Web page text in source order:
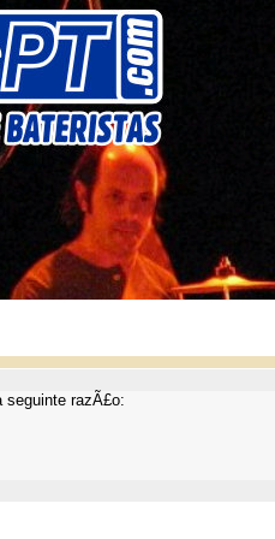
seguinte razÃ£o: